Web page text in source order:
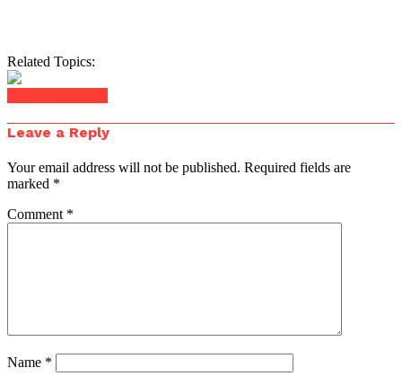
Related Topics:
Leave a Reply
Your email address will not be published. Required fields are
marked *
Comment *
Name *